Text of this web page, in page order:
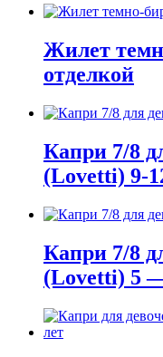
Жилет
отделкой
Капри 7/8
(Lovetti) 9-
Капри 7/8
(Lovetti) 5